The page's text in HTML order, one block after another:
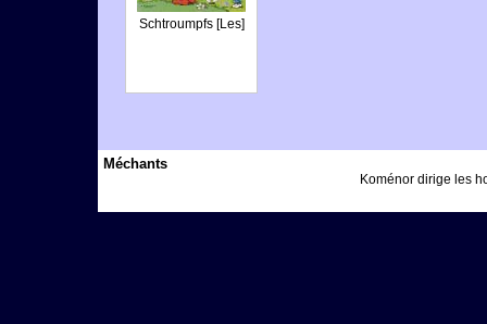
Schtroumpfs [Les]
Méchants
Koménor dirige les